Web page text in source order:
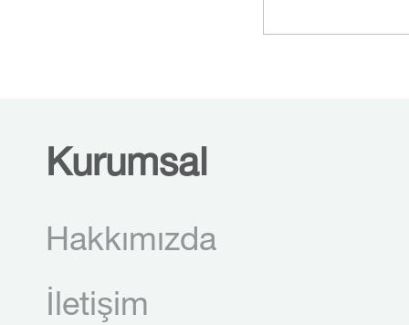
Kurumsal
Hakkımızda
İletişim